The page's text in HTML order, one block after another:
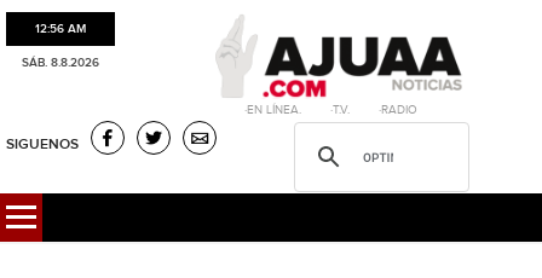
12:56 AM
SÁB. 8.8.2026
·EN LÍNEA. ·T.V. ·RADIO
SIGUENOS